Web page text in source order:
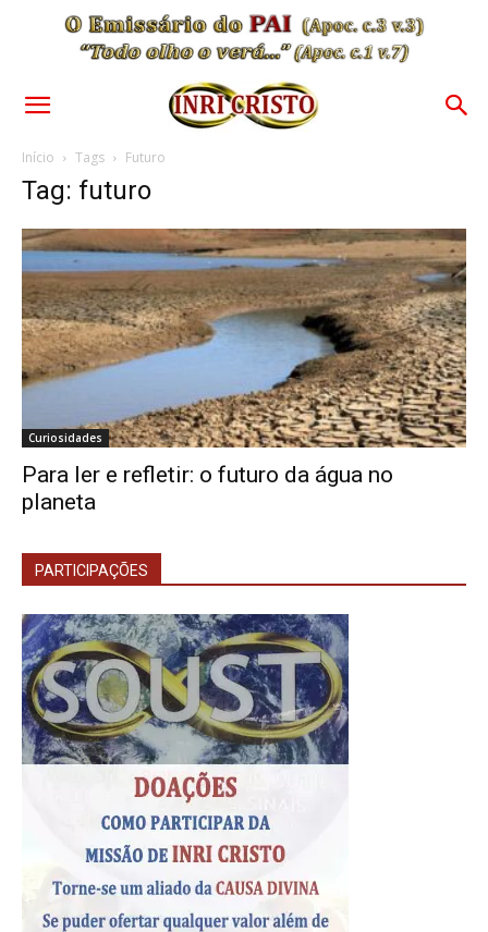
Início Tags Futuro
Tag: futuro
Curiosidades
Para ler e refletir: o futuro da água no
planeta
PARTICIPAÇÕES